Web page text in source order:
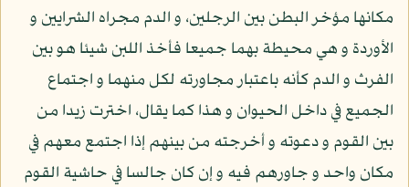
مكانها مؤخر البطن بين الرجلين، و الدم مجراه الشرايين و
الأوردة و هي محيطة بهما جميعا فأخذ اللبن شيئا هو بين
الفرث و الدم كأنه باعتبار مجاورته لكل منهما و اجتماع
الجميع في داخل الحيوان و هذا كما يقال، اخترت زيدا من
بين القوم و دعوته و أخرجته من بينهم إذا اجتمع معهم في
مكان واحد و جاورهم فيه و إن كان جالسا في حاشية القوم